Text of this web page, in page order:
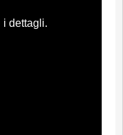
i dettagli.